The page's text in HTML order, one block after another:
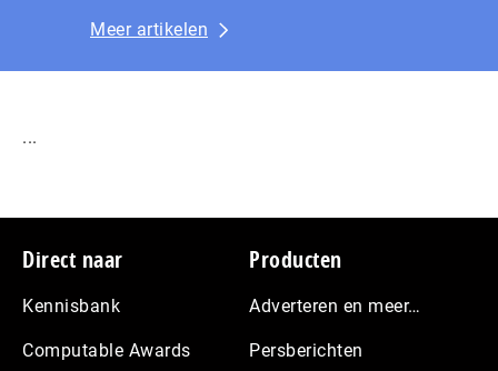
Meer artikelen
...
Footer
Direct naar
Kennisbank
Computable Awards
Producten
Adverteren en meer…
Persberichten